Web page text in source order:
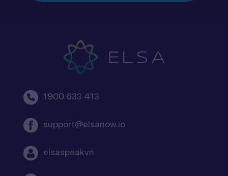
1900 633 413
support@elsanow.io
elsaspeakvn